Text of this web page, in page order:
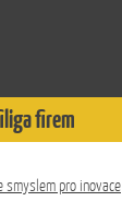
firem
pro inovace